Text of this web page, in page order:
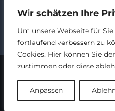
Wir schätzen Ihre
Um unsere Webseite für
fortlaufend verbessern zu
Cookies. Hier können Sie
zustimmen oder diese
Anpassen
Select the widget you want